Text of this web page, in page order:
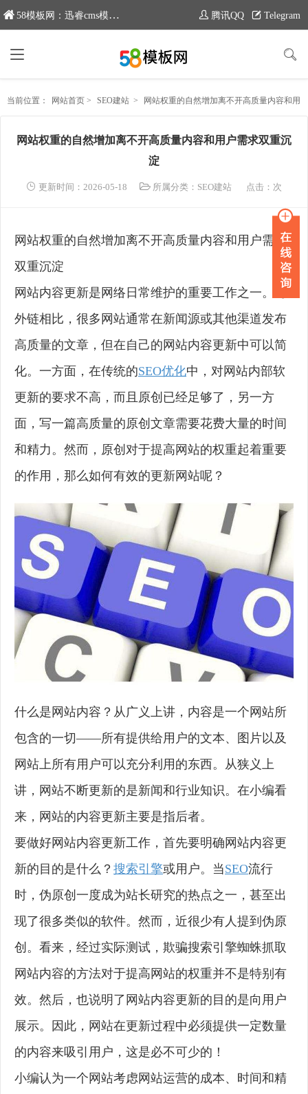
58模板网：迅睿cms模板专业分享平台，新域名：www.moban58.com 腾讯QQ Telegram
当前位置： 网站首页 > SEO建站 > 网站权重的自然增加离不开高质量内容和用户需求双重沉淀
网站权重的自然增加离不开高质量内容和用户需求双重沉
淀
更新时间：2026-05-18 所属分类： SEO建站 点击： 次
网站权重的自然增加离不开高质量内容和用户需求
双重沉淀
网站内容更新是网络日常维护的重要工作之一。与
外链相比，很多网站通常在新闻源或其他渠道发布
高质量的文章，但在自己的网站内容更新中可以简
化。一方面，在传统的SEO优化中，对网站内部软
更新的要求不高，而且原创已经足够了，另一方
面，写一篇高质量的原创文章需要花费大量的时间
和精力。然而，原创对于提高网站的权重起着重要
的作用，那么如何有效的更新网站呢？
什么是网站内容？从广义上讲，内容是一个网站所
包含的一切——所有提供给用户的文本、图片以及
网站上所有用户可以充分利用的东西。从狭义上
讲，网站不断更新的是新闻和行业知识。在小编看
来，网站的内容更新主要是指后者。
要做好网站内容更新工作，首先要明确网站内容更
新的目的是什么？ 搜索引擎或用户。当SEO流行
时，伪原创一度成为站长研究的热点之一，甚至出
现了很多类似的软件。然而，近很少有人提到伪原
创。看来，经过实际测试，欺骗搜索引擎蜘蛛抓取
网站内容的方法对于提高网站的权重并不是特别有
效。然后，也说明了网站内容更新的目的是向用户
展示。因此，网站在更新过程中必须提供一定数量
的内容来吸引用户，这是必不可少的！
小编认为一个网站考虑网站运营的成本、时间和精